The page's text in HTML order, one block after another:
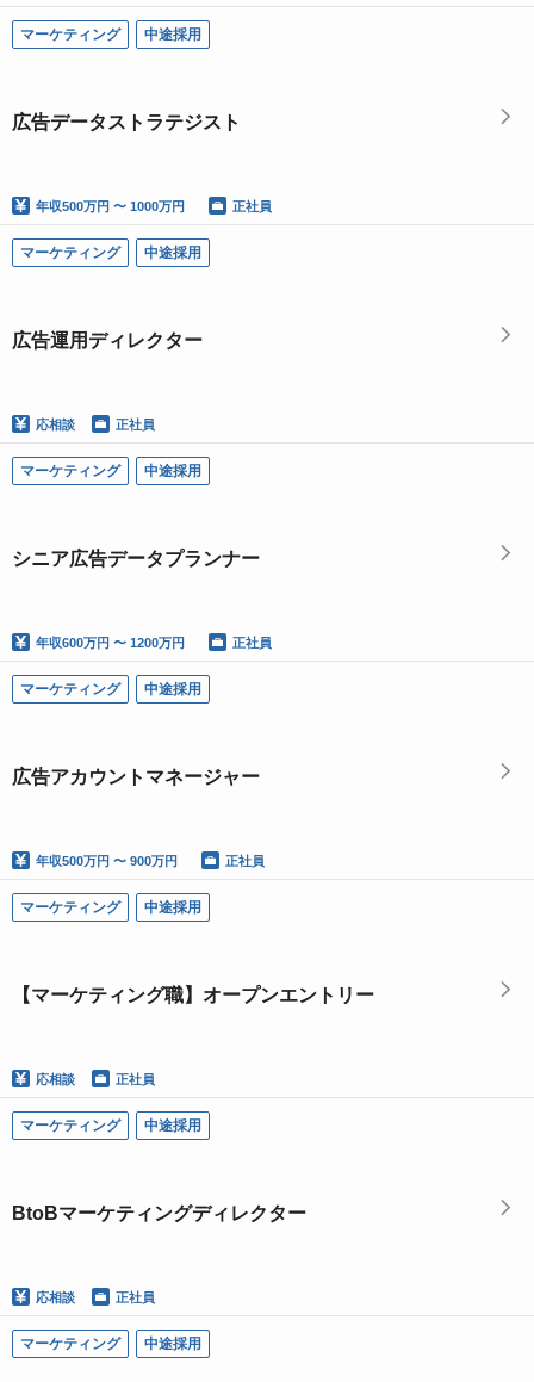
マーケティング 中途採用
広告データストラテジスト
年収500万円 〜 1000万円 正社員
マーケティング 中途採用
広告運用ディレクター
応相談 正社員
マーケティング 中途採用
シニア広告データプランナー
年収600万円 〜 1200万円 正社員
マーケティング 中途採用
広告アカウントマネージャー
年収500万円 〜 900万円 正社員
マーケティング 中途採用
【マーケティング職】オープンエントリー
応相談 正社員
マーケティング 中途採用
BtoBマーケティングディレクター
応相談 正社員
マーケティング 中途採用